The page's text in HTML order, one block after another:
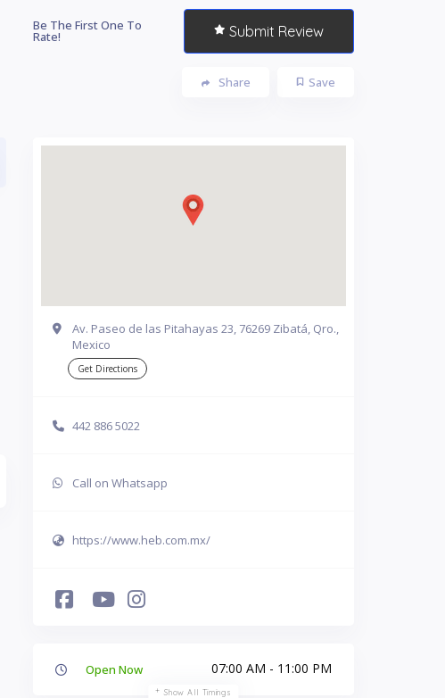
Be The First One To
Rate! Submit Review
Save
Share
Av. Paseo de las Pitahayas 23, 76269 Zibatá, Qro.,
Mexico
Get Directions
442 886 5022
Call on Whatsapp
https://www.heb.com.mx/
Open Now 07:00 AM - 11:00 PM
Show All Timings